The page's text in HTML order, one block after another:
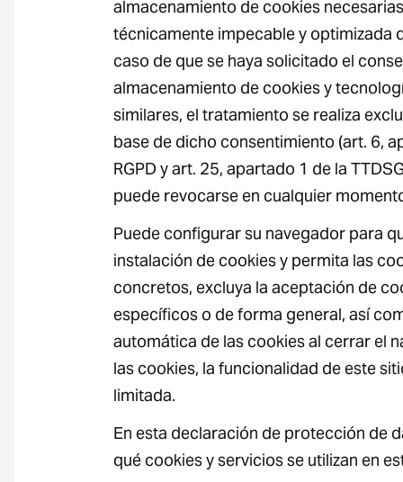
almacenamiento de cookies
técnicamente impecable y optimizada
caso de que se haya solicitado el
almacenamiento de cookies y
similares, el tratamiento se realiza
base de dicho consentimiento (art. 6,
RGPD y art. 25, apartado 1 de la
puede revocarse en cualquier
Puede configurar su navegador para
instalación de cookies y permita las
concretos, excluya la aceptación de
específicos o de forma general, así
automática de las cookies al cerrar el
las cookies, la funcionalidad de este
limitada.
En esta declaración de protección de
qué cookies y servicios se utilizan en